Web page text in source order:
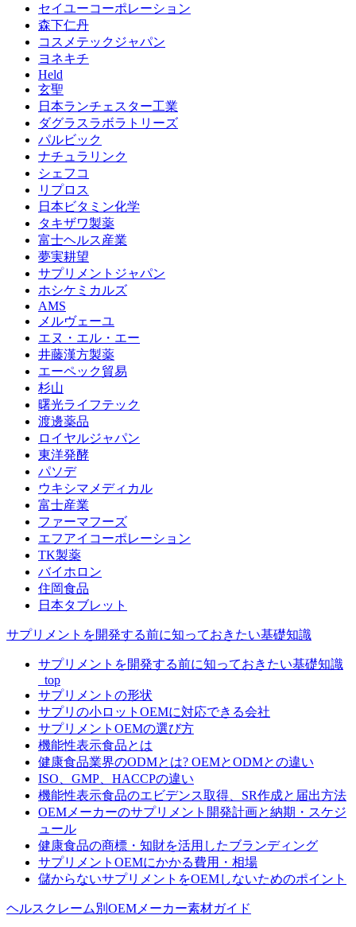
セイユーコーポレーション
森下仁丹
コスメテックジャパン
ヨネキチ
Held
玄聖
日本ランチェスター工業
ダグラスラボラトリーズ
パルビック
ナチュラリンク
シェフコ
リプロス
日本ビタミン化学
タキザワ製薬
富士ヘルス産業
夢実耕望
サプリメントジャパン
ホシケミカルズ
AMS
メルヴェーユ
エヌ・エル・エー
井藤漢方製薬
エーペック貿易
杉山
曙光ライフテック
渡邊薬品
ロイヤルジャパン
東洋発酵
パソデ
ウキシマメディカル
富士産業
ファーマフーズ
エフアイコーポレーション
TK製薬
バイホロン
住岡食品
日本タブレット
サプリメントを開発する前に知っておきたい基礎知識
サプリメントを開発する前に知っておきたい基礎知識
_top
サプリメントの形状
サプリの小ロットOEMに対応できる会社
サプリメントOEMの選び方
機能性表示食品とは
健康食品業界のODMとは? OEMとODMとの違い
ISO、GMP、HACCPの違い
機能性表示食品のエビデンス取得、SR作成と届出方法
OEMメーカーのサプリメント開発計画と納期・スケジ
ュール
健康食品の商標・知財を活用したブランディング
サプリメントOEMにかかる費用・相場
儲からないサプリメントをOEMしないためのポイント
ヘルスクレーム別OEMメーカー素材ガイド